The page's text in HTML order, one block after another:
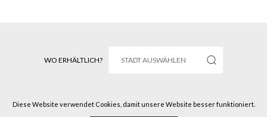
WO ERHÄLTLICH?
Solano © 2016 All rights reserved.
Diese Website verwendet Cookies, damit unsere Website besser funktioniert.